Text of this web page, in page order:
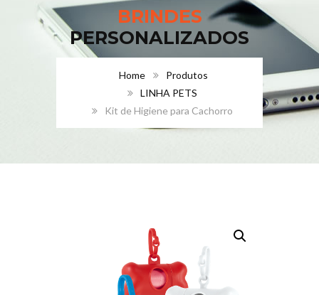
BRINDES
PERSONALIZADOS
Home
Produtos
LINHA PETS
Kit de Higiene para Cachorro